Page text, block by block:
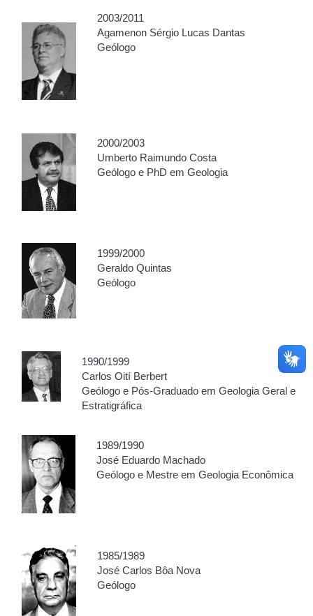
2003/2011
Agamenon Sérgio Lucas Dantas
Geólogo
2000/2003
Umberto Raimundo Costa
Geólogo e PhD em Geologia
1999/2000
Geraldo Quintas
Geólogo
1990/1999
Carlos Oití Berbert
Geólogo e Pós-Graduado em Geologia Geral e
Estratigráfica
1989/1990
José Eduardo Machado
Geólogo e Mestre em Geologia Econômica
1985/1989
José Carlos Bôa Nova
Geólogo